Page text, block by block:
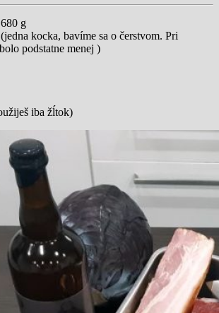
g
kocka, bavíme sa o čerstvom. Pri
podstatne menej )
iba žĺtok)